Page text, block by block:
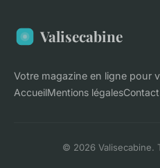
Valisecabine
Votre magazine en ligne pour
AccueilMentions légalesContact
© 2026 Valisecabine.